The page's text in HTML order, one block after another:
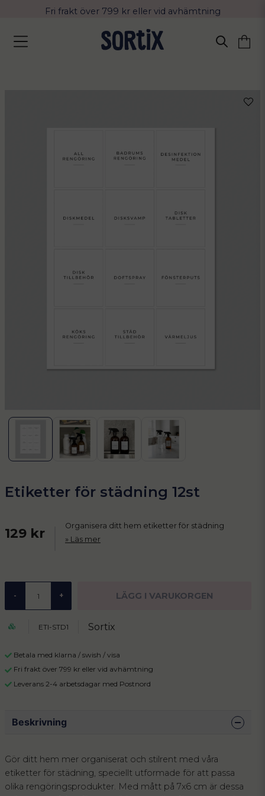
Fri frakt över 799 kr eller vid avhämtning
Leverans 2-4 arbetsdagar med Postnord
Etiketter för städning 12st
129 kr
Organisera ditt hem etiketter för städning
Läs mer
- + LÄGG I VARUKORGEN
ETI-STD1 Sortix
Betala med klarna / swish / visa
Fri frakt över 799 kr eller vid avhämtning
Leverans 2-4 arbetsdagar med Postnord
Beskrivning
Gör ditt hem mer organiserat och stilrent med våra
etiketter för städning, speciellt utformade för att passa
olika rengöringsprodukter. Med mått på 7x6 cm är dessa